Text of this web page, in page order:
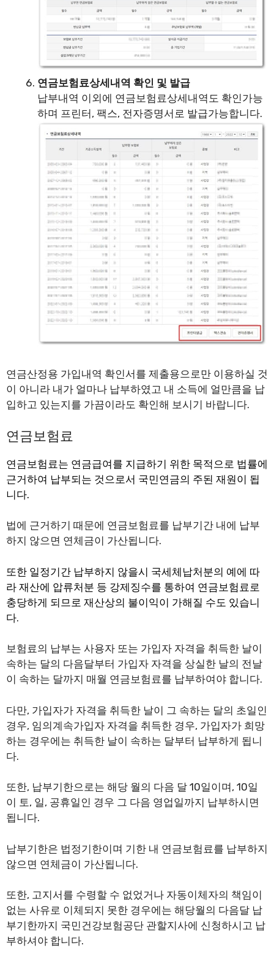
연금보험료상세내역 확인 및 발급
납부내역 이외에 연금보험료상세내역도 확인가능
하며 프린터, 팩스, 전자증명서로 발급가능합니다.
연금산정용 가입내역 확인서를 제출용으로만 이용하실 것
이 아니라 내가 얼마나 납부하였고 내 소득에 얼만큼을 납
입하고 있는지를 가끔이라도 확인해 보시기 바랍니다.
연금보험료
연금보험료는 연금급여를 지급하기 위한 목적으로 법률에
근거하여 납부되는 것으로서 국민연금의 주된 재원이 됩
니다.
법에 근거하기 때문에 연금보험료를 납부기간 내에 납부
하지 않으면 연체금이 가산됩니다.
또한 일정기간 납부하지 않을시 국세체납처분의 예에 따
라 재산에 압류처분 등 강제징수를 통하여 연금보험료로
충당하게 되므로 재산상의 불이익이 가해질 수도 있습니
다.
보험료의 납부는 사용자 또는 가입자 자격을 취득한 날이
속하는 달의 다음달부터 가입자 자격을 상실한 날의 전날
이 속하는 달까지 매월 연금보험료를 납부하여야 합니다.
다만, 가입자가 자격을 취득한 날이 그 속하는 달의 초일인
경우, 임의계속가입자 자격을 취득한 경우, 가입자가 희망
하는 경우에는 취득한 날이 속하는 달부터 납부하게 됩니
다.
또한, 납부기한으로는 해당 월의 다음 달 10일이며, 10일
이 토, 일, 공휴일인 경우 그 다음 영업일까지 납부하시면
됩니다.
납부기한은 법정기한이며 기한 내 연금보험료를 납부하지
않으면 연체금이 가산됩니다.
또한, 고지서를 수령할 수 없었거나 자동이체자의 책임이
없는 사유로 이체되지 못한 경우에는 해당월의 다음달 납
부기한까지 국민건강보험공단 관할지사에 신청하시고 납
부하셔야 합니다.